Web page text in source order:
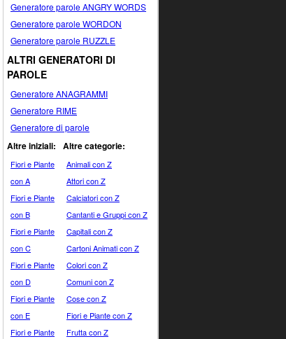
Generatore parole ANGRY WORDS
Generatore parole WORDON
Generatore parole RUZZLE
ALTRI GENERATORI DI
PAROLE
Generatore ANAGRAMMI
Generatore RIME
Generatore di parole
Altre iniziali:
Fiori e Piante
con A
Fiori e Piante
con B
Fiori e Piante
con C
Fiori e Piante
con D
Fiori e Piante
con E
Fiori e Piante
Altre categorie:
Animali con Z
Attori con Z
Calciatori con Z
Cantanti e Gruppi con Z
Capitali con Z
Cartoni Animati con Z
Colori con Z
Comuni con Z
Cose con Z
Fiori e Piante con Z
Frutta con Z